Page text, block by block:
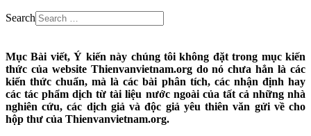
Search
Mục Bài viết, Ý kiến này chúng tôi không đặt trong mục kiến
thức của website Thienvanvietnam.org do nó chưa hẳn là các
kiến thức chuẩn, mà là các bài phân tích, các nhận định hay
các tác phẩm dịch từ tài liệu nước ngoài của tất cả những nhà
nghiên cứu, các dịch giả và độc giả yêu thiên văn gửi về cho
hộp thư của Thienvanvietnam.org.